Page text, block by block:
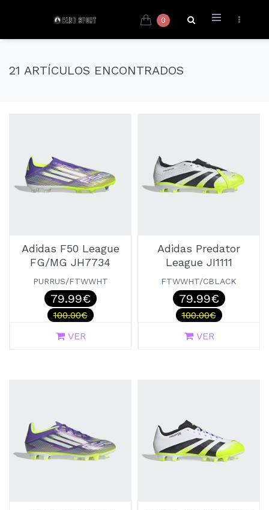
0
21 ARTÍCULOS ENCONTRADOS
Adidas F50 League
FG/MG JH7734
PURRUS/FTWWHT
79.99€
100.00€
VER
Adidas Predator
League JI1111
FTWWHT/CBLACK
79.99€
100.00€
VER